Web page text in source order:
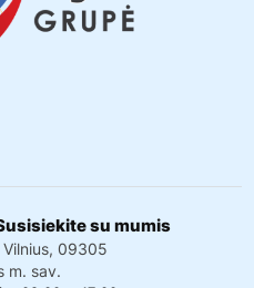
su mumis
Vilnius, 09305
m. sav.